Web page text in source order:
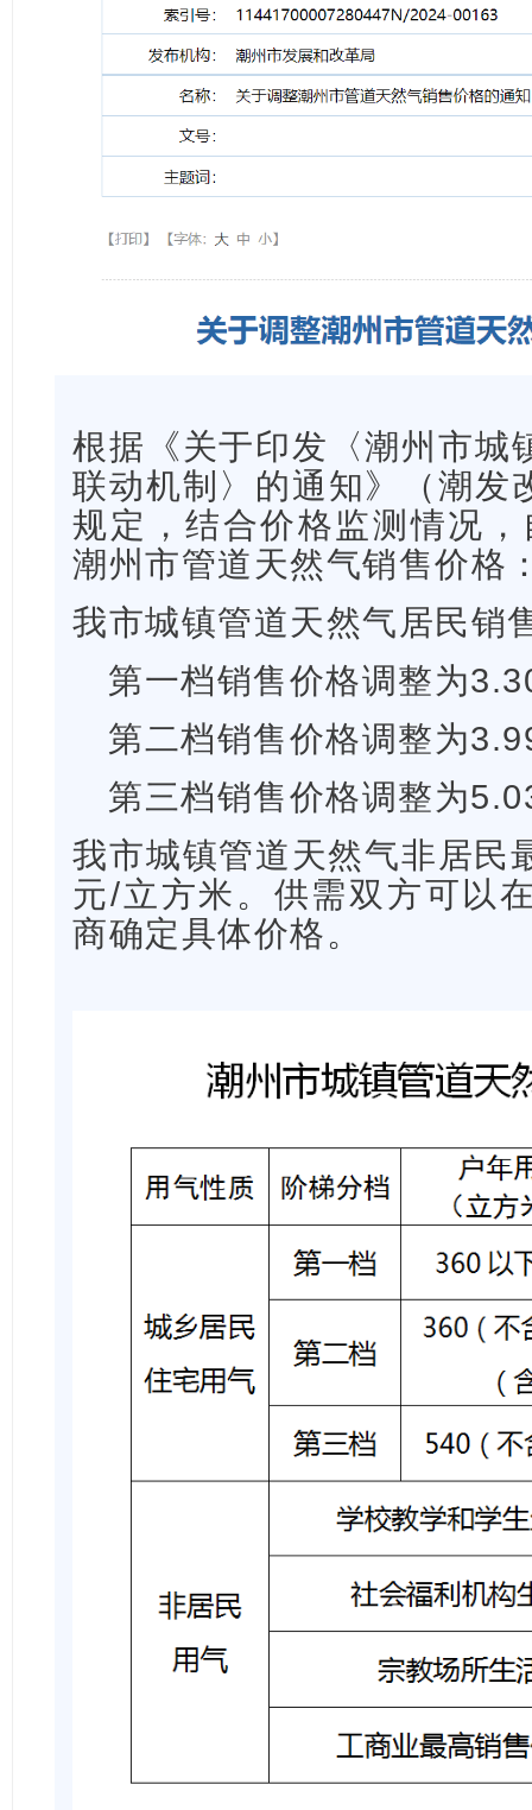
根据《关于印发〈潮州市城
联动机制〉的通知》（潮发
规定，结合价格监测情况
潮州市管道天然气销售价格
我市城镇管道天然气居民销
第一档销售价格调整为
第二档销售价格调整为
第三档销售价格调整为
我市城镇管道天然气非居民
元/立方米。供需双方可以
商确定具体价格。